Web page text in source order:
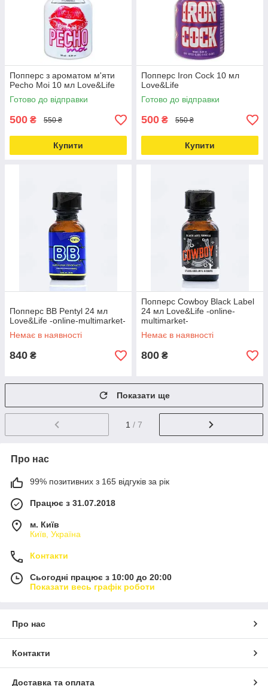
Попперс з ароматом м'яти
Pecho Moi 10 мл Love&Life
Готово до відправки
500 ₴ 550 ₴
Купити
Попперс Iron Cock 10 мл
Love&Life
Готово до відправки
500 ₴ 550 ₴
Купити
Попперс BB Pentyl 24 мл
Love&Life -online-multimarket-
Немає в наявності
840 ₴
Попперс Cowboy Black Label
24 мл Love&Life -online-
multimarket-
Немає в наявності
800 ₴
Показати ще
1 / 7
Про нас
99% позитивних з 165 відгуків за рік
Працює з 31.07.2018
м. Київ
Київ, Україна
Контакти
Сьогодні працює з 10:00 до 20:00
Показати весь графік роботи
Про нас
Контакти
Доставка та оплата